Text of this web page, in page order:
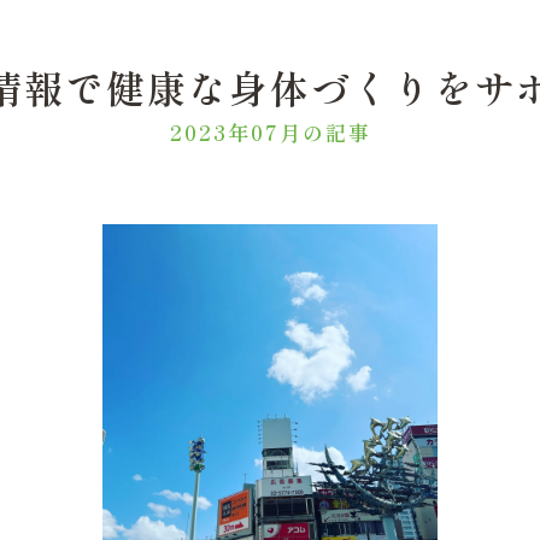
報で健康な身体づくりをサ
2023年07月の記事